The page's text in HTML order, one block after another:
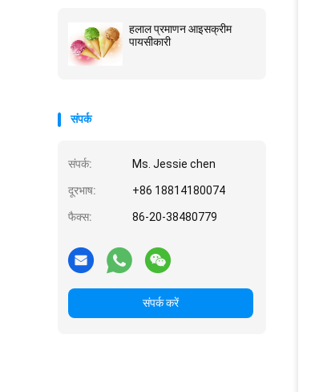
हलाल प्रमाणन आइसक्रीम
पायसीकारी
संपर्क
संपर्क: Ms. Jessie chen
दूरभाष: +86 18814180074
फैक्स: 86-20-38480779
संपर्क करें